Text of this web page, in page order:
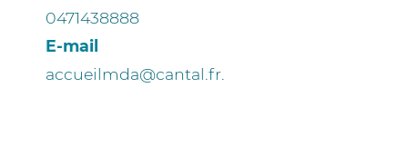
0471438888
E-mail
accueilmda@cantal.fr.